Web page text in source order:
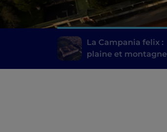
La Campania felix :
plaine et montagne